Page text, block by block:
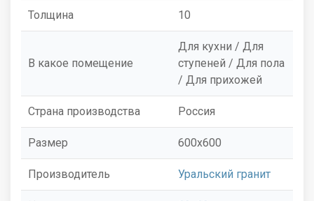
Толщина 10
В какое помещение
Для кухни / Для
ступеней / Для пола
/ Для прихожей
Страна производства Россия
Размер 600x600
Производитель Уральский гранит